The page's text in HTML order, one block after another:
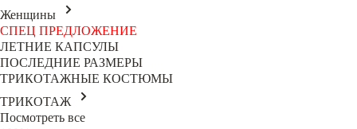
Женщины
СПЕЦ ПРЕДЛОЖЕНИЕ
ЛЕТНИЕ КАПСУЛЫ
ПОСЛЕДНИЕ РАЗМЕРЫ
ТРИКОТАЖНЫЕ КОСТЮМЫ
ТРИКОТАЖ
Посмотреть все